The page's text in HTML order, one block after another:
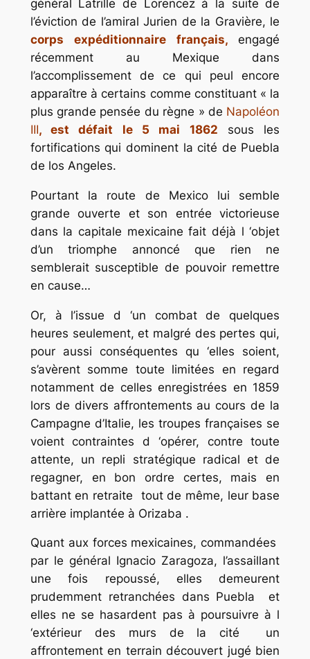
général Latrille de Lorencez à la suite de
l’éviction de l’amiral Jurien de la Gravière, le
corps expéditionnaire français,
engagé
récemment au Mexique dans
l’accomplissement de ce qui peul encore
apparaître à certains comme constituant « la
plus grande pensée du règne » de Napoléon
III, est défait le 5 mai 1862 sous les
fortifications qui dominent la cité de Puebla
de los Angeles.
Pourtant la route de Mexico lui semble
grande ouverte et son entrée victorieuse
dans la capitale mexicaine fait déjà l ‘objet
d’un triomphe annoncé que rien ne
semblerait susceptible de pouvoir remettre
en cause…
Or, à l’issue d ‘un combat de quelques
heures seulement, et malgré des pertes qui,
pour aussi conséquentes qu ‘elles soient,
s’avèrent somme toute limitées en regard
notamment de celles enregistrées en 1859
lors de divers affrontements au cours de la
Campagne d’Italie, les troupes françaises se
voient contraintes d ‘opérer, contre toute
attente, un repli stratégique radical et de
regagner, en bon ordre certes, mais en
battant en retraite tout de même, leur base
arrière implantée à Orizaba .
Quant aux forces mexicaines, commandées
par le général Ignacio Zaragoza, l’assaillant
une fois repoussé, elles demeurent
prudemment retranchées dans Puebla et
elles ne se hasardent pas à poursuivre à l
‘extérieur des murs de la cité un
affrontement en terrain découvert jugé bien